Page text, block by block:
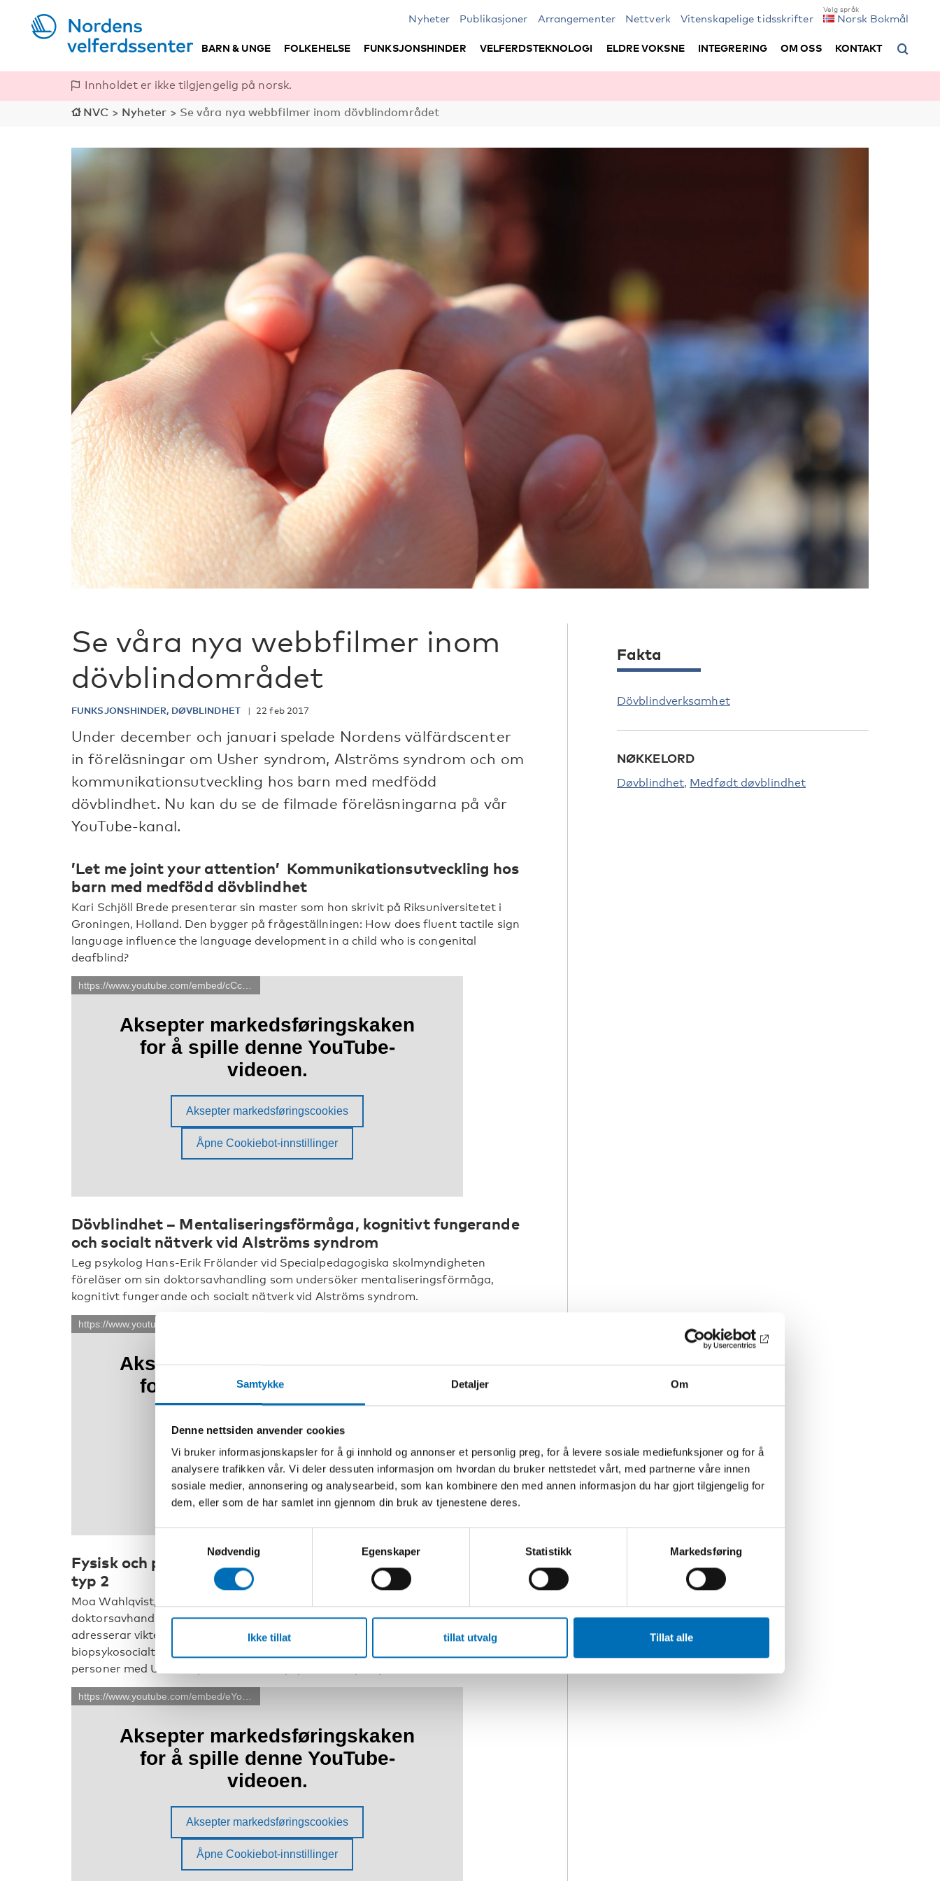
Samtykke Detaljer Om
Denne nettsiden anvender cookies
Vi bruker informasjonskapsler for å gi innhold og annonser et personlig preg, for å levere sosiale mediefunksjoner og for å
analysere trafikken vår. Vi deler dessuten informasjon om hvordan du bruker nettstedet vårt, med partnerne våre innen
sosiale medier, annonsering og analysearbeid, som kan kombinere den med annen informasjon du har gjort tilgjengelig for
dem, eller som de har samlet inn gjennom din bruk av tjenestene deres.
Samtykkevalg
Nødvendig
Egenskaper Statistikk Markedsføring
Ikke tillat tillat utvalg Tillat alle
Nyheter Publikasjoner Arrangementer Nettverk Vitenskapelige tidsskrifter Norsk Bokmål
BARN & UNGE FOLKEHELSE FUNKSJONSHINDER VELFERDSTEKNOLOGI ELDRE VOKSNE INTEGRERING OM OSS KONTAKT
Innholdet er ikke tilgjengelig på norsk.
NVC > Nyheter > Se våra nya webbfilmer inom dövblindområdet
Se våra nya webbfilmer inom
dövblindområdet
FUNKSJONSHINDER, DØVBLINDHET 22 feb 2017
Under december och januari spelade Nordens välfärdscenter
in föreläsningar om Usher syndrom, Alströms syndrom och om
kommunikationsutveckling hos barn med medfödd
dövblindhet. Nu kan du se de filmade föreläsningarna på vår
YouTube-kanal.
’Let me joint your attention’ Kommunikationsutveckling hos
barn med medfödd dövblindhet
Kari Schjöll Brede presenterar sin master som hon skrivit på Riksuniversitetet i
Groningen, Holland. Den bygger på frågeställningen: How does fluent tactile sign
language influence the language development in a child who is congenital
deafblind?
Dövblindhet – Mentaliseringsförmåga, kognitivt fungerande
och socialt nätverk vid Alströms syndrom
Leg psykolog Hans-Erik Frölander vid Specialpedagogiska skolmyndigheten
föreläser om sin doktorsavhandling som undersöker mentaliseringsförmåga,
kognitivt fungerande och socialt nätverk vid Alströms syndrom.
Fysisk och psykisk hälsa hos personer med Ushers syndrom
typ 2
Moa Wahlqvist, Medicine Doktor i Handikappvetenskap, presenterar sin
doktorsavhandling som beskriver hälsa hos personer med Usher syndrom och
adresserar vikten av att förstå hälsa hos personer med Usher syndrom från ett
biopsykosocialt perspektiv. Moas avhandling är den första som beskriver hälsa hos
personer med Ushers syndrom i ett biopsykosocialt perspektiv.
Fakta
Dövblindverksamhet
NØKKELORD
Døvblindhet Medfødt døvblindhet